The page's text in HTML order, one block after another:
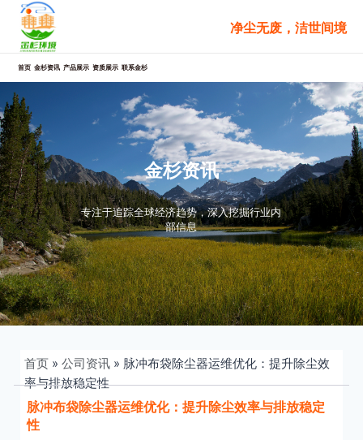
净尘无废，洁世间境
首页 金杉资讯 产品展示 资质展示 联系金杉
金杉资讯
专注于追踪全球经济趋势，深入挖掘行业内
部信息
首页 » 公司资讯 » 脉冲布袋除尘器运维优化：提升除尘效
率与排放稳定性
脉冲布袋除尘器运维优化：提升除尘效率与排放稳定
性